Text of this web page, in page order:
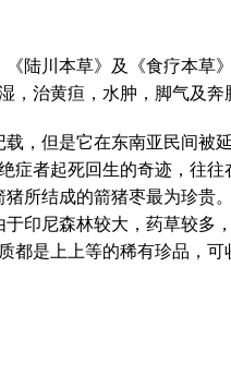
陆川本草》及《食疗本草
，治黄疸，水肿，脚气及奔
，但是它在东南亚民间被
症者起死回生的奇迹，往
所结成的箭猪枣最为珍贵
印尼森林较大，药草较多
都是上上等的稀有珍品，